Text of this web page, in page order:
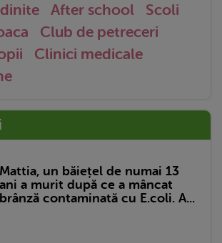
After school
Scoli
Club de petreceri
Clinici medicale
Mattia, un băiețel de numai 13
ani a murit după ce a mâncat
brânză contaminată cu E.coli. A...